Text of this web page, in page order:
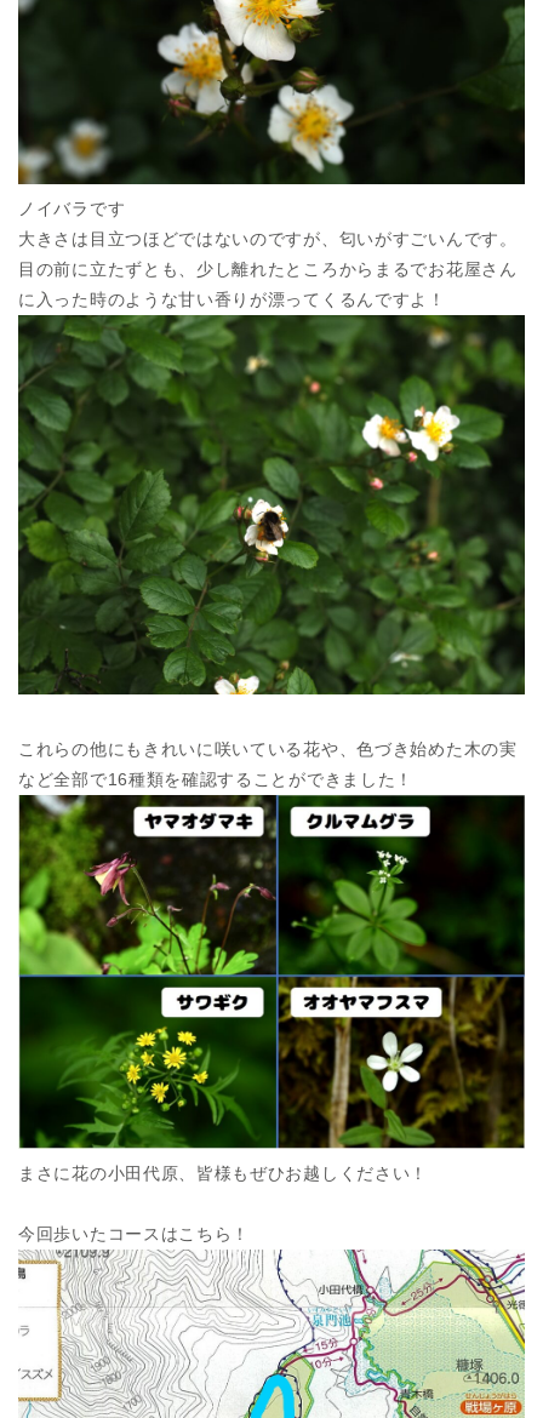
ノイバラです
大きさは目立つほどではないのですが、匂いがすごいんです。
目の前に立たずとも、少し離れたところからまるでお花屋さん
に入った時のような甘い香りが漂ってくるんですよ！
これらの他にもきれいに咲いている花や、色づき始めた木の実
など全部で16種類を確認することができました！
まさに花の小田代原、皆様もぜひお越しください！
今回歩いたコースはこちら！